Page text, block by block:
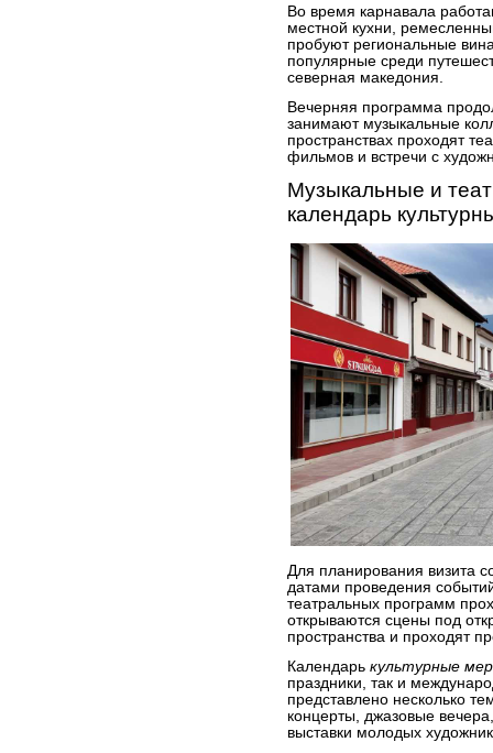
Во время карнавала
местной кухни,
пробуют региональные
популярные среди
северная македония.
Вечерняя программа
занимают музыкальные
пространствах проходят
фильмов и встречи с
Музыкальные и
календарь
Для планирования визита
датами проведения
театральных программ
открываются сцены под
пространства и проходят
Календарь культурные
праздники, так и
представлено несколько
концерты, джазовые
выставки молодых